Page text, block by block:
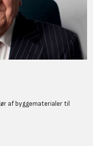
af byggematerialer til